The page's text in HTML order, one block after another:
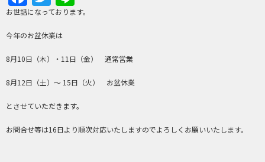
お世話になっております。
今年のお盆休業は
8月10日（木）・11日（金） 通常営業
8月12日（土）～ 15日（火） お盆休業
とさせていただきます。
お問合せ等は16日より順次対応いたしますのでよろしくお願いいたします。